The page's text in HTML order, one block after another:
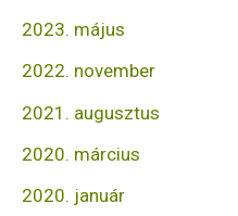
2023. május
2022. november
2021. augusztus
2020. március
2020. január